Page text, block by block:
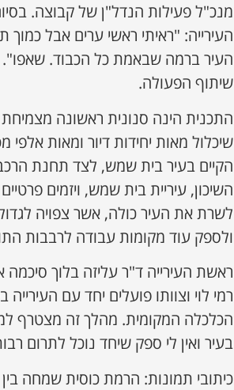
מנכ"ל פעילות הנדל"ן של קבוצה.
העירייה: "ראיתי ראשי ערים אבל
העיר ברמה שבאמת כל הכבוד.
שיתוף הפעולה.
התכנית הינה סנונית ראשונה
שיכלול מאות יחידות דיור ומאות
הקיים בעיר בית שמש, לצד תחנת
השיכון, עיריית בית שמש, ויזמים
לשרת את העיר כולה, אשר צפויה
ולספק עוד מקומות עבודה לרבבות
ראשת העירייה ד"ר עליזה בלוך
רמי לוי וצוותו פועלים יחד עם
הכלכלה המקומית. מהלך זה מצטרף
בעיר ואין לי ספק שיחד נוכל לתרום
כיתובי תמונות: הרמת כוסית שמחה בין